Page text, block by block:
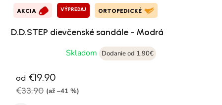
AKCIA VÝPREDAJ ORTOPEDICKÉ
D.D.STEP dievčenské sandále - Modrá
Skladom
Dodanie od 1,90€
od €19,90
€33,90 (až –41 %)